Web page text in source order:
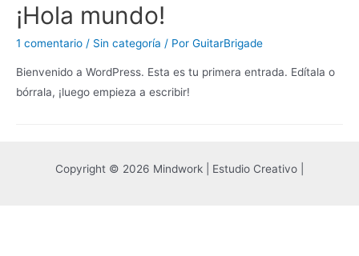
¡Hola mundo!
1 comentario / Sin categoría / Por GuitarBrigade
Bienvenido a WordPress. Esta es tu primera entrada. Edítala o
bórrala, ¡luego empieza a escribir!
Copyright © 2026 Mindwork | Estudio Creativo |